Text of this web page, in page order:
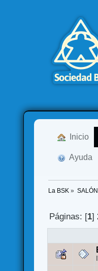
Inicio
Ayuda
La BSK »
Páginas: [1]